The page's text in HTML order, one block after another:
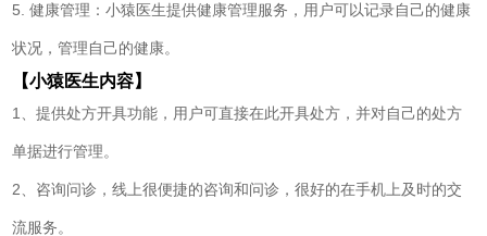
5. 健康管理：小猿医生提供健康管理服务，用户可以记录自己的健康
状况，管理自己的健康。
【小猿医生内容】
1、提供处方开具功能，用户可直接在此开具处方，并对自己的处方
单据进行管理。
2、咨询问诊，线上很便捷的咨询和问诊，很好的在手机上及时的交
流服务。